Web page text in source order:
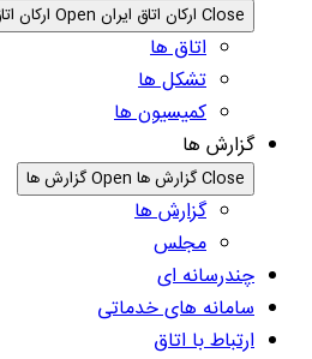
Close ارکان اتاق ایران Open ارکان اتاق ایران
اتاق ها
تشکل ها
کمیسیون ها
گزارش ها
Close گزارش ها Open گزارش ها
گزارش ها
مجلس
چندرسانه ای
سامانه های خدماتی
ارتباط با اتاق